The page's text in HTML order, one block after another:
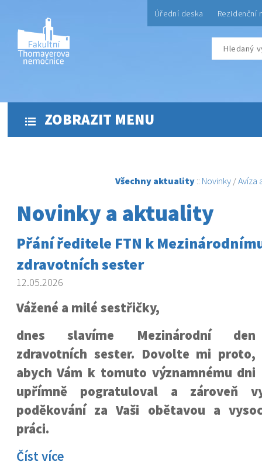
Úřední deska Rezidenční
ZOBRAZIT MENU
Všechny aktuality :: Novinky /Avíza
Novinky a aktuality
Přání ředitele FTN k
zdravotních sester
12.05.2026
Vážené a milé sestřičky,
dnes slavíme Mezinárodní den
zdravotních sester. Dovolte mi proto,
abych Vám k tomuto významnému dni
upřímně pogratuloval a zároveň
poděkování za Vaši obětavou a
práci.
Číst více